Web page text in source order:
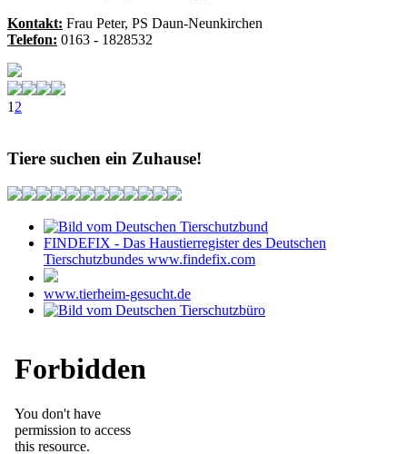
Kontakt: Frau Peter, PS Daun-Neunkirchen
Telefon: 0163 - 1828532
12
Tiere suchen ein Zuhause!
FINDEFIX - Das Haustierregister des Deutschen
Tierschutzbundes www.findefix.com
www.tierheim-gesucht.de